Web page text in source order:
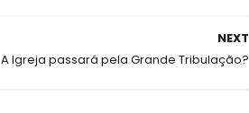
NEXT
A Igreja passará pela Grande Tribulação?